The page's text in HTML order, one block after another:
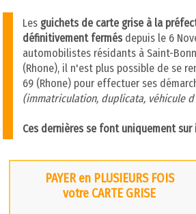
Les guichets de carte grise à la
définitivement fermésdepuis le 6
automobilistes résidants à Saint-
(Rhone), il n'est plus possible de se
69 (Rhone) pour effectuer ses
(immatriculation, duplicata, véhicule
Ces dernières se font uniquement sur
PAYER en PLUSIEURS FOIS
votre CARTE GRISE